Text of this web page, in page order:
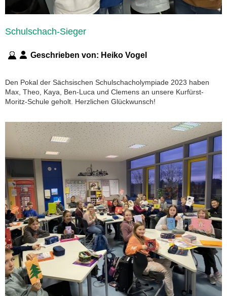
Schulschach-Sieger
Geschrieben von: Heiko Vogel
Den Pokal der Sächsischen Schulschacholympiade 2023 haben
Max, Theo, Kaya, Ben-Luca und Clemens an unsere Kurfürst-
Moritz-Schule geholt. Herzlichen Glückwunsch!